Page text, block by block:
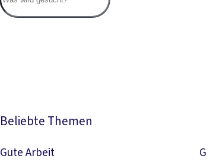
Beliebte Themen
Gute Arbeit